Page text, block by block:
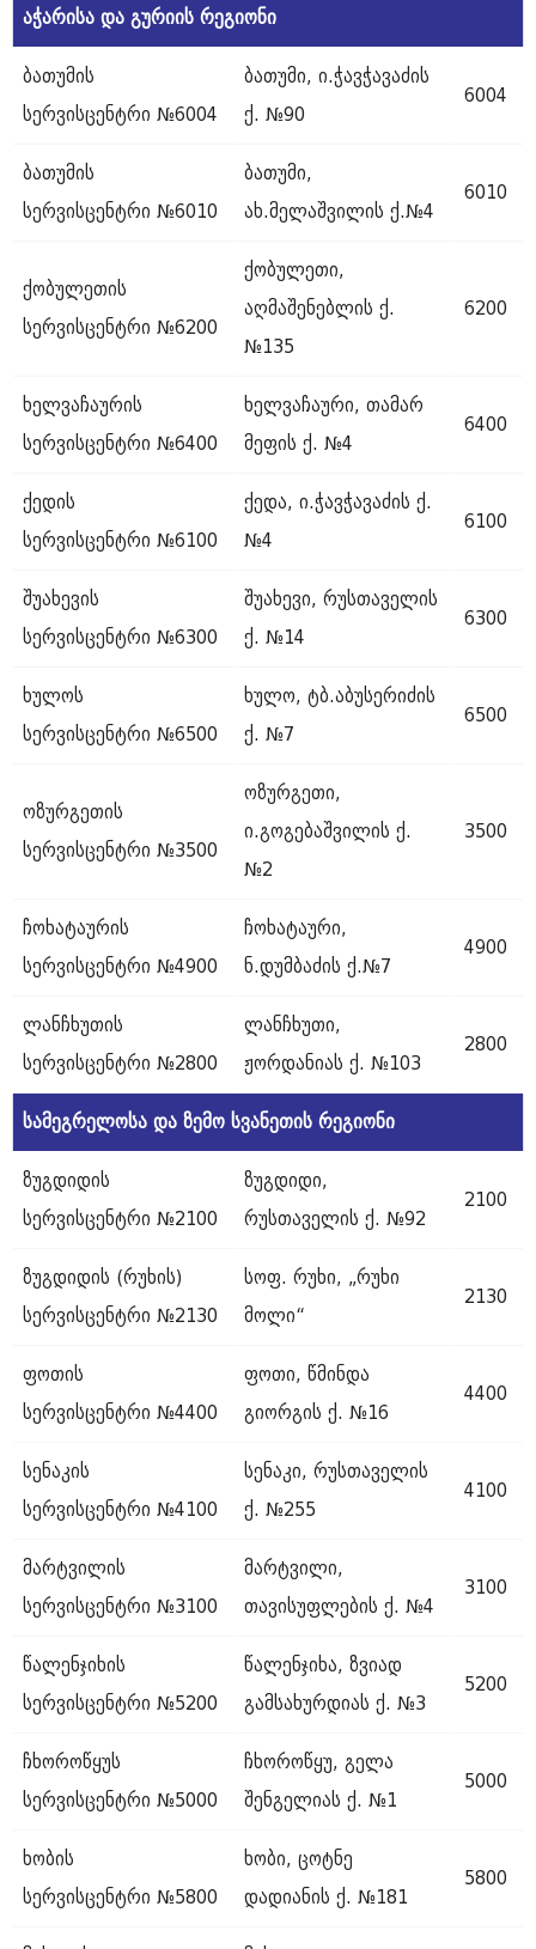
აჭარისა და გურიის რეგიონი
ბათუმის
სერვისცენტრი №6004
ბათუმი, ი.ჭავჭავაძის
ქ. №90
6004
ბათუმის
სერვისცენტრი №6010
ბათუმი,
ახ.მელაშვილის ქ.№4
6010
ქობულეთის
სერვისცენტრი №6200
ქობულეთი,
აღმაშენებლის ქ.
№135
6200
ხელვაჩაურის
სერვისცენტრი №6400
ხელვაჩაური, თამარ
მეფის ქ. №4
6400
ქედის
სერვისცენტრი №6100
ქედა, ი.ჭავჭავაძის ქ.
№4
6100
შუახევის
სერვისცენტრი №6300
შუახევი, რუსთაველის
ქ. №14
6300
ხულოს
სერვისცენტრი №6500
ხულო, ტბ.აბუსერიძის
ქ. №7
6500
ოზურგეთის
სერვისცენტრი №3500
ოზურგეთი,
ი.გოგებაშვილის ქ.
№2
3500
ჩოხატაურის
სერვისცენტრი №4900
ჩოხატაური,
ნ.დუმბაძის ქ.№7
4900
ლანჩხუთის
სერვისცენტრი №2800
ლანჩხუთი,
ჟორდანიას ქ. №103
2800
სამეგრელოსა და ზემო სვანეთის რეგიონი
ზუგდიდის
სერვისცენტრი №2100
ზუგდიდი,
რუსთაველის ქ. №92
2100
ზუგდიდის (რუხის)
სერვისცენტრი №2130
სოფ. რუხი, „რუხი
მოლი“
2130
ფოთის
სერვისცენტრი №4400
ფოთი, წმინდა
გიორგის ქ. №16
4400
სენაკის
სერვისცენტრი №4100
სენაკი, რუსთაველის
ქ. №255
4100
მარტვილის
სერვისცენტრი №3100
მარტვილი,
თავისუფლების ქ. №4
3100
წალენჯიხის
სერვისცენტრი №5200
წალენჯიხა, ზვიად
გამსახურდიას ქ. №3
5200
ჩხოროწყუს
სერვისცენტრი №5000
ჩხოროწყუ, გელა
შენგელიას ქ. №1
5000
ხობის
სერვისცენტრი №5800
ხობი, ცოტნე
დადიანის ქ. №181
5800